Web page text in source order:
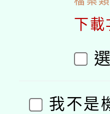
下載
我不是